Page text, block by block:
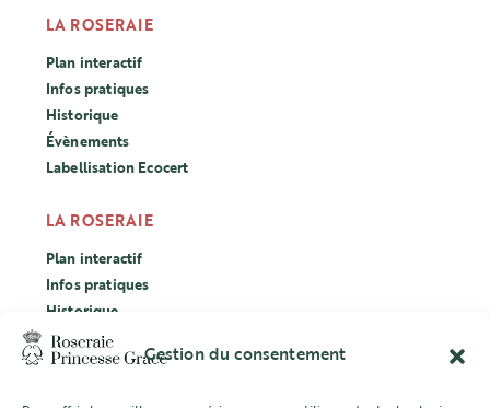
Gestion du consentement
LA ROSERAIE
Plan interactif
Infos pratiques
Historique
Évènements
Labellisation Ecocert
LA ROSERAIE
Plan interactif
Infos pratiques
Historique
Évènements
Labellisation Ecocert